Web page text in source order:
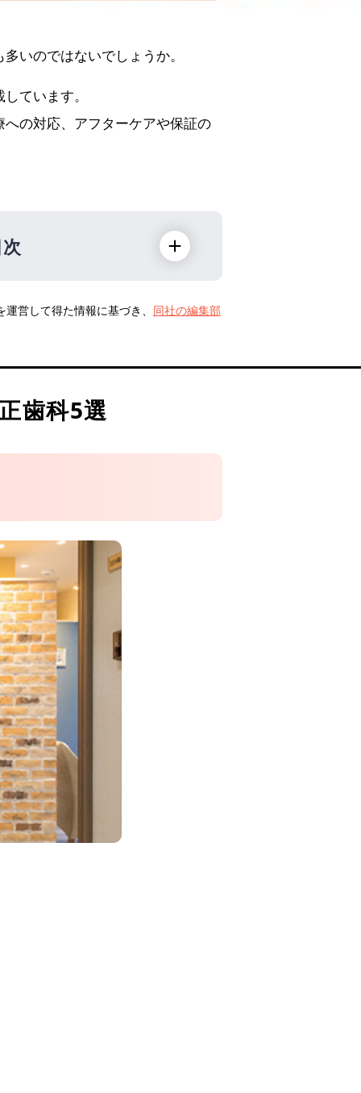
いのではないでしょうか。
ています。
の対応、アフターケアや保証の
営して得た情報に基づき、 同社の編集部
歯科5選